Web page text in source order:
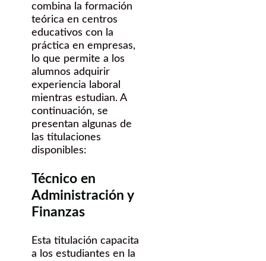
combina la formación
teórica en centros
educativos con la
práctica en empresas,
lo que permite a los
alumnos adquirir
experiencia laboral
mientras estudian. A
continuación, se
presentan algunas de
las titulaciones
disponibles:
Técnico en
Administración y
Finanzas
Esta titulación capacita
a los estudiantes en la